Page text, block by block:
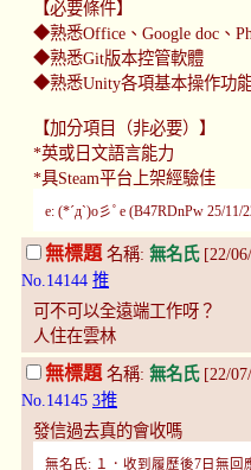
【必要條件】
◆熟悉Office、Google doc、
◆熟悉Git版本控管軟體
◆熟悉Unity各項基本操作功
【加分項目（非必要）】
*英或日文語言能力
*具Steam平台上架經驗佳
e: (*´д`)o彡ﾟe (B47RDnPw 25/11/
無標題名稱: 無名氏[22/
No.14144 推
可不可以全遠端工作呀？
人住在雲林
無標題 名稱: 無名氏[22/
No.14145 3推
發信過去真的會收嗎
無名氏: １．收到履歷後7日無回